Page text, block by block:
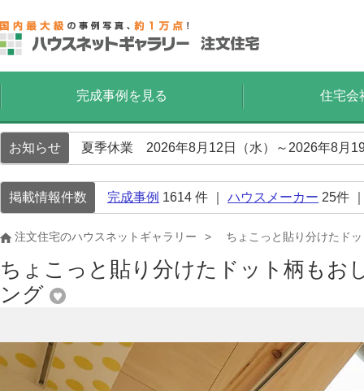
完成事例を見る 住宅会
お知らせ 夏季休業 2026年8月12日（水）～2026年8月
掲載情報件数 完成事例 1614 件 ｜ ハウスメーカー 25件
注文住宅のハウスネットギャラリー ちょこっと貼り分けたド
ちょこっと貼り分けたドット柄もお
ング